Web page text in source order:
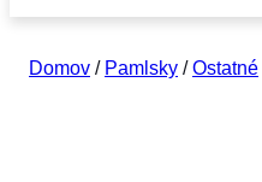
Domov / Pamlsky /Ostatné